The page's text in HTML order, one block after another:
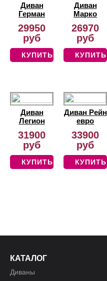
Диван
Герман
29950
руб
КУПИТЬ
Диван
Марко
26970
руб
КУПИТЬ
Диван
Легион
31900
руб
КУПИТЬ
Диван Рейн
евро
33900
руб
КУПИТЬ
КАТАЛОГ
Диваны